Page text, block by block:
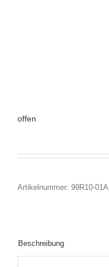
offen
Artikelnummer: 99R10-01A
Beschreibung